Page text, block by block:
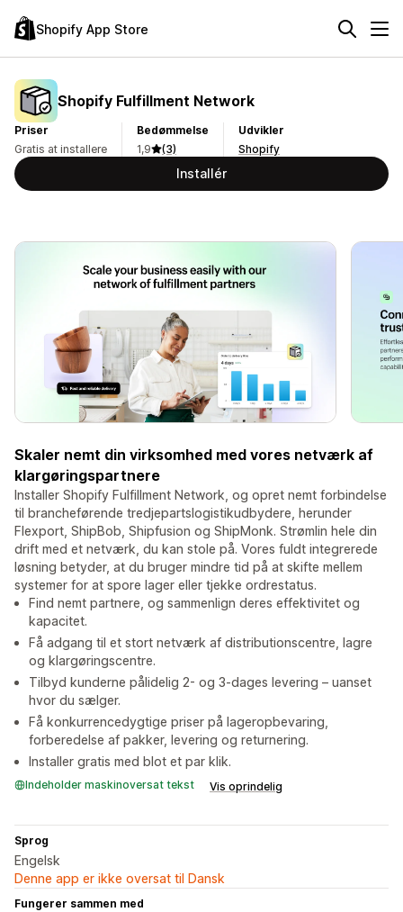
Shopify App Store
Shopify Fulfillment Network
Priser
Gratis at installere
Bedømmelse
1,9
(3)
Udvikler
Shopify
Installér
Skaler nemt din virksomhed med vores netværk af
klargøringspartnere
Installer Shopify Fulfillment Network, og opret nemt forbindelse
til brancheførende tredjepartslogistikudbydere, herunder
Flexport, ShipBob, Shipfusion og ShipMonk. Strømlin hele din
drift med et netværk, du kan stole på. Vores fuldt integrerede
løsning betyder, at du bruger mindre tid på at skifte mellem
systemer for at spore lager eller tjekke ordrestatus.
Find nemt partnere, og sammenlign deres effektivitet og
kapacitet.
Få adgang til et stort netværk af distributionscentre, lagre
og klargøringscentre.
Tilbyd kunderne pålidelig 2- og 3-dages levering – uanset
hvor du sælger.
Få konkurrencedygtige priser på lageropbevaring,
forberedelse af pakker, levering og returnering.
Installer gratis med blot et par klik.
Indeholder maskinoversat tekst Vis oprindelig
Sprog
Engelsk
Denne app er ikke oversat til Dansk
Fungerer sammen med